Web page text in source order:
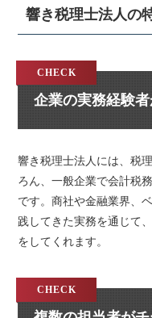
響き税理士法人の
企業の実務経験
響き税理士法人には、税
ろん、一般企業で会計税
です。商社や金融業界、
践してきた実務を通じて
をしてくれます。